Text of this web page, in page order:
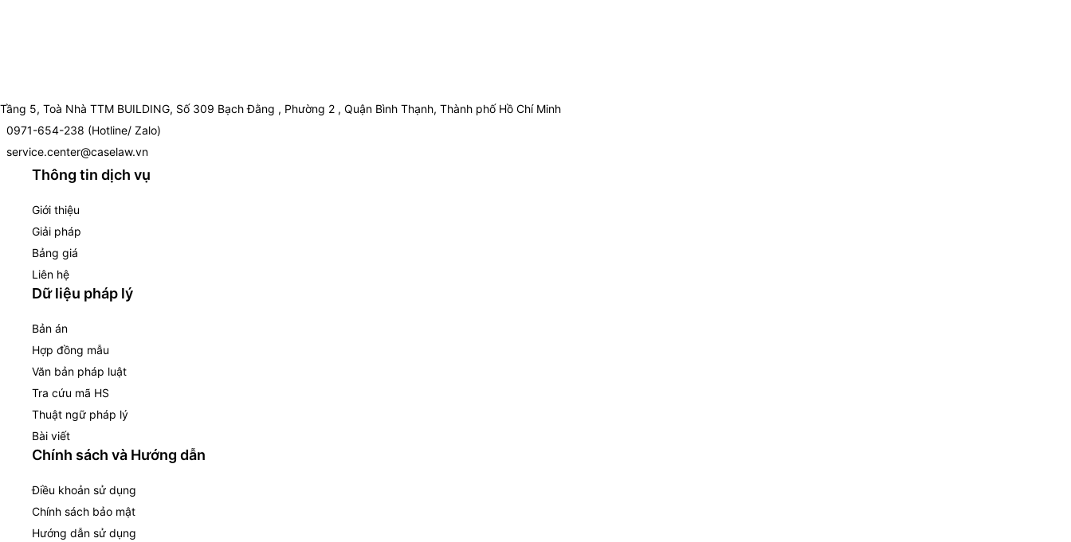
Tầng 5, Toà Nhà TTM BUILDING, Số 309 Bạch Đằng , Phường 2 , Quận Bình Thạnh, Thành phố Hồ Chí Minh
0971-654-238 (Hotline/ Zalo)
service.center@caselaw.vn
Thông tin dịch vụ
Giới thiệu
Giải pháp
Bảng giá
Liên hệ
Dữ liệu pháp lý
Bản án
Hợp đồng mẫu
Văn bản pháp luật
Tra cứu mã HS
Thuật ngữ pháp lý
Bài viết
Chính sách và Hướng dẫn
Điều khoản sử dụng
Chính sách bảo mật
Hướng dẫn sử dụng